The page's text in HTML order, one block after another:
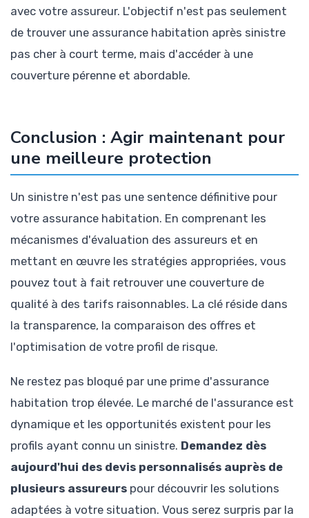
avec votre assureur. L'objectif n'est pas seulement
de trouver une assurance habitation après sinistre
pas cher à court terme, mais d'accéder à une
couverture pérenne et abordable.
Conclusion : Agir maintenant pour
une meilleure protection
Un sinistre n'est pas une sentence définitive pour
votre assurance habitation. En comprenant les
mécanismes d'évaluation des assureurs et en
mettant en œuvre les stratégies appropriées, vous
pouvez tout à fait retrouver une couverture de
qualité à des tarifs raisonnables. La clé réside dans
la transparence, la comparaison des offres et
l'optimisation de votre profil de risque.
Ne restez pas bloqué par une prime d'assurance
habitation trop élevée. Le marché de l'assurance est
dynamique et les opportunités existent pour les
profils ayant connu un sinistre. Demandez dès
aujourd'hui des devis personnalisés auprès de
plusieurs assureurs pour découvrir les solutions
adaptées à votre situation. Vous serez surpris par la